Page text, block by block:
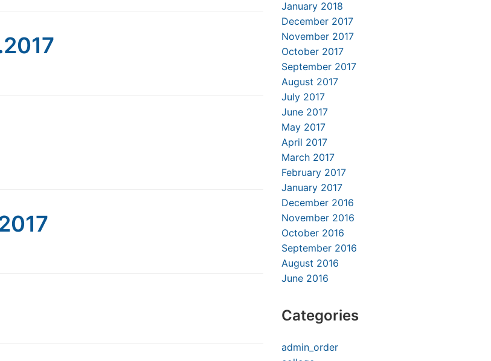
January 2018
December 2017
November 2017
October 2017
September 2017
August 2017
July 2017
June 2017
May 2017
April 2017
March 2017
February 2017
January 2017
December 2016
November 2016
October 2016
September 2016
August 2016
June 2016
Categories
admin_order